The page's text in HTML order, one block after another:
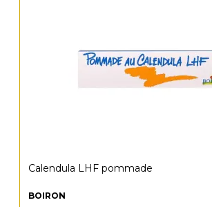
Calendula LHF pommade
BOIRON